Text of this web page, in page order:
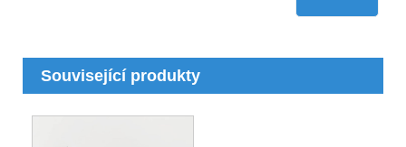
Související produkty